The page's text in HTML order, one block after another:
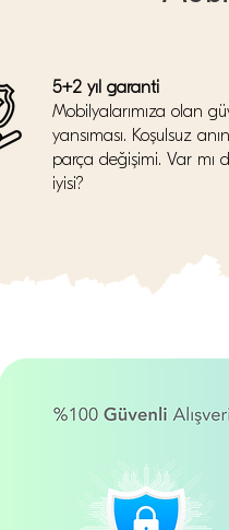
5+2 yıl garanti
Mobilyalarımıza olan
yansıması. Koşulsuz
parça değişimi. Var mı
iyisi?